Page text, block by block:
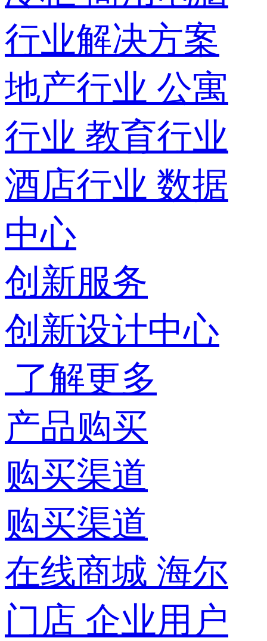
行业解决方案
地产行业 公寓
行业 教育行业
酒店行业 数据
中心
创新服务
创新设计中心
了解更多
产品购买
购买渠道
购买渠道
在线商城 海尔
门店 企业用户